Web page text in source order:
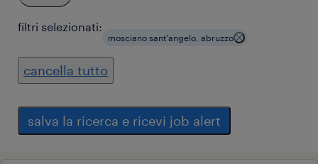
filtri selezionati:
mosciano sant'angelo, abruzzo
cancella tutto
salva la ricerca e ricevi job alert